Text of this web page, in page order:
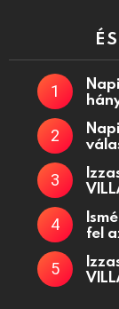
fel